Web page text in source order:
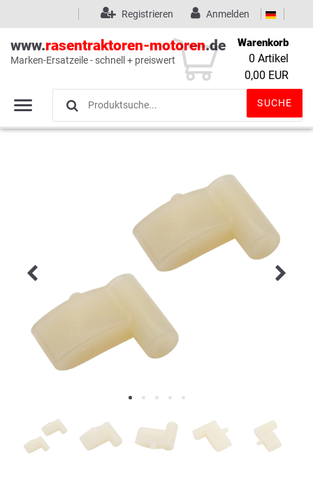
Wunschliste (0)
Anmelden
Registrieren
www.rasentraktoren-motoren.de
Marken-Ersatzeile - schnell + preiswert
SUCHE
Warenkorb
0 Artikel
0,00 EUR